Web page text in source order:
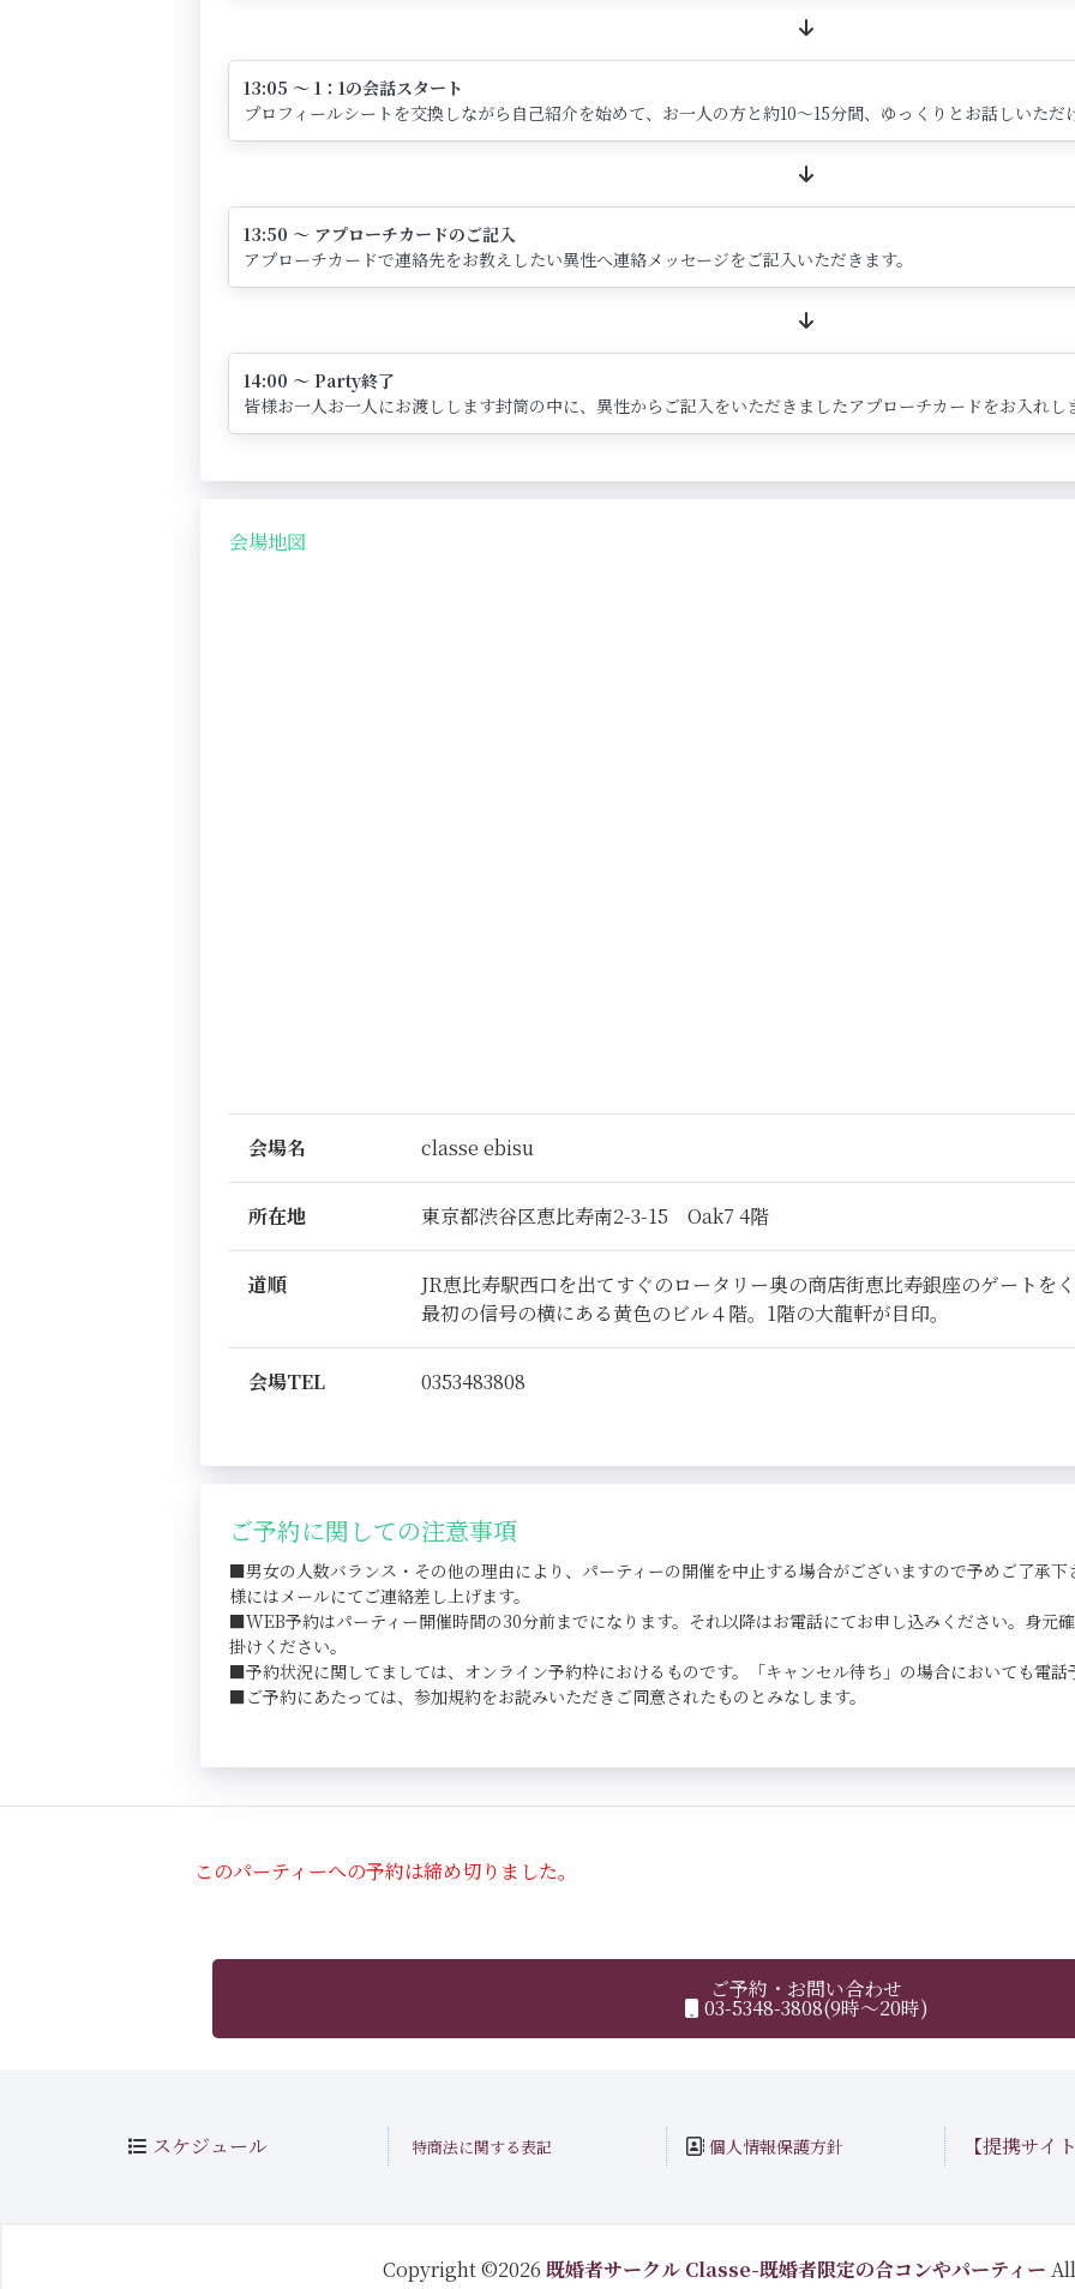
13:05 ～ 1：1の会話スタート
プロフィールシートを交換しながら自己紹介を始めて、お一人の方と約10～15分間、ゆっくりとお話しいただ
13:50 ～ アプローチカードのご記入
アプローチカードで連絡先をお教えしたい異性へ連絡メッセージをご記入いただきます。
14:00 ～ Party終了
皆様お一人お一人にお渡しします封筒の中に、異性からご記入をいただきましたアプローチカードをお入れし
会場地図
会場名 classe ebisu
所在地 東京都渋谷区恵比寿南2-3-15 Oak7 4階
道順
JR恵比寿駅西口を出てすぐのロータリー奥の商店街恵比寿銀座のゲートを
最初の信号の横にある黄色のビル４階。1階の大龍軒が目印。
会場TEL 0353483808
ご予約に関しての注意事項
■男女の人数バランス・その他の理由により、パーティーの開催を中止する場合がございますので予めご了承
様にはメールにてご連絡差し上げます。
■WEB予約はパーティー開催時間の30分前までになります。それ以降はお電話にてお申し込みください。身元
掛けください。
■予約状況に関してましては、オンライン予約枠におけるものです。「キャンセル待ち」の場合においても電
■ご予約にあたっては、参加規約をお読みいただきご同意されたものとみなします。
このパーティーへの予約は締め切りました。
ご予約・お問い合わせ
03-5348-3808(9時～20時)
スケジュール 特商法に関する表記 個人情報保護方針 【提携サイ
Copyright ©2026 既婚者サークル Classe-既婚者限定の合コンやパーティー